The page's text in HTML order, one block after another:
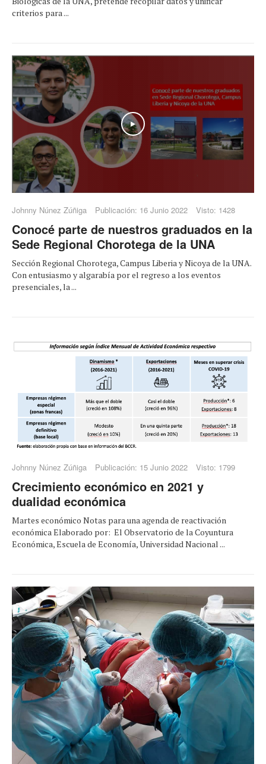
criterios para ...
Play
Johnny Núnez Zúñiga Publicación: 16 Junio 2022 Visto: 1428
Conocé parte de nuestros graduados en la
Sede Regional Chorotega de la UNA
Sección Regional Chorotega, Campus Liberia y Nicoya de la UNA.
Con entusiasmo y algarabía por el regreso a los eventos
presenciales, la ...
Johnny Núnez Zúñiga Publicación: 15 Junio 2022 Visto: 1799
Crecimiento económico en 2021 y
dualidad económica
Martes económico Notas para una agenda de reactivación
económica Elaborado por: El Observatorio de la Coyuntura
Económica, Escuela de Economía, Universidad Nacional ...